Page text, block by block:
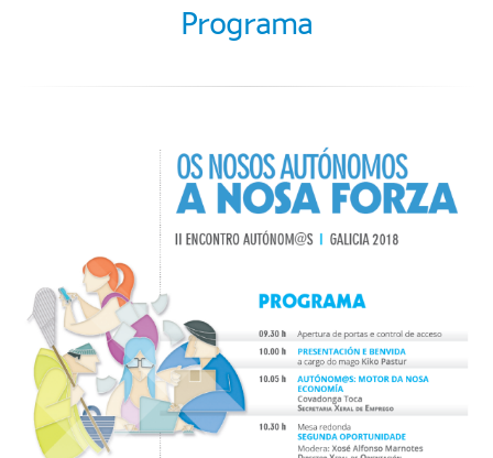
Programa